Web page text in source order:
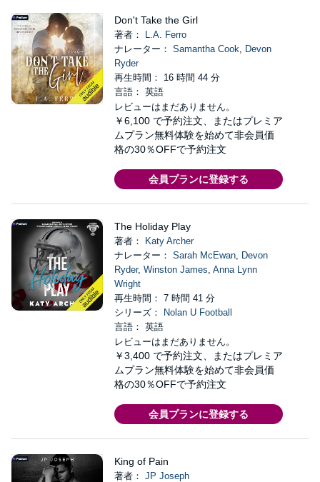
Don't Take the Girl
著者：
L.A. Ferro
ナレーター： Samantha Cook, Devon
Ryder
再生時間： 16 時間 44 分
言語： 英語
レビューはまだありません。
￥6,100 で予約注文、またはプレミア
ムプラン無料体験を始めて非会員価
格の30％OFFで予約注文
会員プランに登録する
The Holiday Play
著者：
Katy Archer
ナレーター： Sarah McEwan, Devon
Ryder, Winston James, Anna Lynn
Wright
再生時間： 7 時間 41 分
シリーズ：
Nolan U Football
言語： 英語
レビューはまだありません。
￥3,400 で予約注文、またはプレミア
ムプラン無料体験を始めて非会員価
格の30％OFFで予約注文
会員プランに登録する
King of Pain
著者： JP Joseph